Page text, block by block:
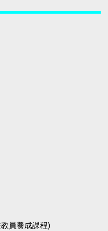
員養成課程)